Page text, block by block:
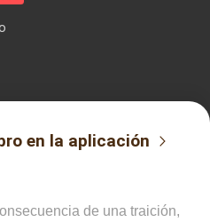
en la aplicación
de una traición,